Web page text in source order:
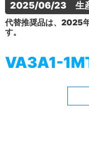
2025/06/23　生
代替推奨品は、2025
す。
VA3A1-